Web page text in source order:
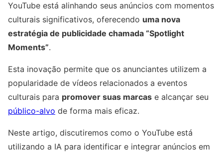
YouTube está alinhando seus anúncios com momentos
culturais significativos, oferecendo uma nova
estratégia de publicidade chamada “Spotlight
Moments”.
Esta inovação permite que os anunciantes utilizem a
popularidade de vídeos relacionados a eventos
culturais para promover suas marcas e alcançar seu
público-alvo de forma mais eficaz.
Neste artigo, discutiremos como o YouTube está
utilizando a IA para identificar e integrar anúncios em